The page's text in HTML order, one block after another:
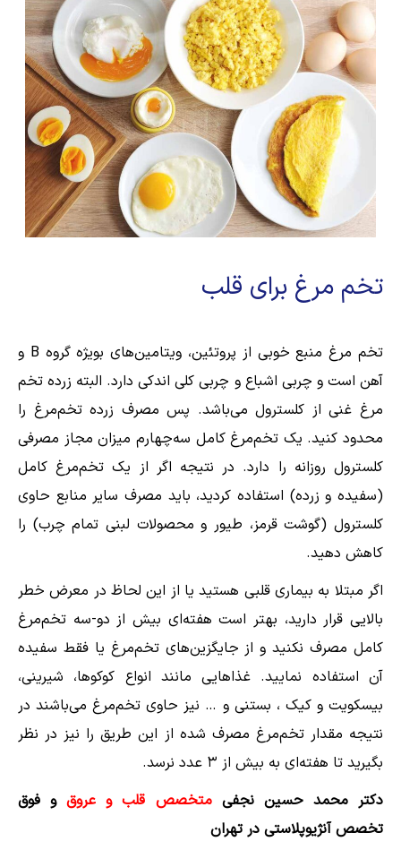
تخم مرغ برای قلب
تخم مرغ منبع خوبی از پروتئین، ویتامین‌های بویژه گروه B و
آهن است و چربی اشباع و چربی کلی اندکی دارد. البته زرده تخم
مرغ غنی از کلسترول می‌باشد. پس مصرف زرده تخم‌مرغ را
محدود کنید. یک تخم‌مرغ کامل سه‌چهارم میزان مجاز مصرفی
کلسترول روزانه را دارد. در نتیجه اگر از یک تخم‌مرغ کامل
(سفیده و زرده) استفاده کردید، باید مصرف سایر منابع حاوی
کلسترول (گوشت قرمز، طیور و محصولات لبنی تمام چرب) را
کاهش دهید.
اگر مبتلا به بیماری قلبی هستید یا از این لحاظ در معرض خطر
بالایی قرار دارید، بهتر است هفته‌ای بیش از دو-سه تخم‌مرغ
کامل مصرف نکنید و از جایگزین‌های تخم‌مرغ یا فقط سفیده
آن استفاده نمایید. غذاهایی مانند انواع کوکوها، شیرینی،
بیسکویت و کیک ، بستنی و … نیز حاوی تخم‌مرغ می‌باشند در
نتیجه مقدار تخم‌مرغ مصرف شده از این طریق را نیز در نظر
بگیرید تا هفته‌ای به بیش از ۳ عدد نرسد.
دکتر محمد حسین نجفیمتخصص قلب و عروقو فوق
تخصص آنژیوپلاستی در تهران